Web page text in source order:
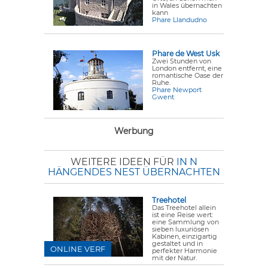
in Wales übernachten
kann
Phare Llandudno
Phare de West Usk
Zwei Stunden von
London entfernt, eine
romantische Oase der
Ruhe.
Phare Newport
Gwent
Werbung
WEITERE IDEEN FÜR IN N
HÄNGENDES NEST ÜBERNACHTEN
Treehotel
Das Treehotel allein
ist eine Reise wert:
eine Sammlung von
sieben luxuriösen
Kabinen, einzigartig
gestaltet und in
perfekter Harmonie
mit der Natur.
ONLINE VERF